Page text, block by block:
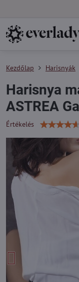
Kezdőlap Harisnyák
Harisnya
ASTREA
Értékelés